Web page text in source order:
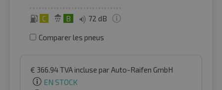
C B 72 dB
Comparer les pneus
€ 366.94TVA incluse par Auto-Raifen GmbH
EN STOCK